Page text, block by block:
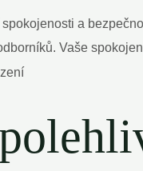
a
Vaše